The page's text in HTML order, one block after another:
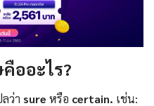
ออะไร?
ว่า sure หรือ certain. เช่น: